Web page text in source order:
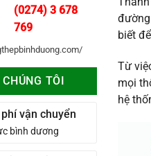
(0274) 3 678
769
TÔI
vận chuyển
bình dương
đường
biết
Từ
mọi
hệ